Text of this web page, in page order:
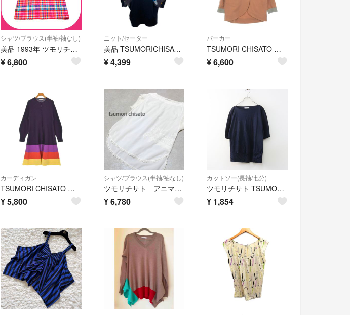
シャツ/ブラウス(半袖/袖なし)
美品 1993年 ツモリチサト イッセイミヤケ シワ加工 チェック ブラウス M
¥6,800
ニット/セーター
美品 TSUMORICHISATO ツモリチサト シアースリーブ ギャラクシー柄 シルクニットトップス チュニック 2 ブラック レディース 古着 中古 USED
¥4,399
パーカー
TSUMORI CHISATO ツモリチサト パーカー M 茶 【古着】【中古】【送料無料】
¥6,600
カーディガン
TSUMORI CHISATO ツモリチサト カーディガン M 紫 【古着】【中古】【送料無料】
¥5,800
シャツ/ブラウス(半袖/袖なし)
ツモリチサト アニマルレースプルオーバーブラウス 大人可愛い 刺繍 清涼感 レア
¥6,780
カットソー(長袖/七分)
ツモリチサト TSUMORI CHISATO ドルマンスリーブカットソー 2 ネイビー∥Tシャツ クルーネック【2400015100586】
¥ 1,854